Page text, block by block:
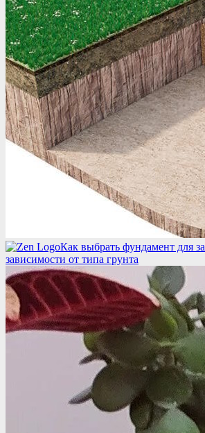
Как выбрать фундамент для
зависимости от типа грунта